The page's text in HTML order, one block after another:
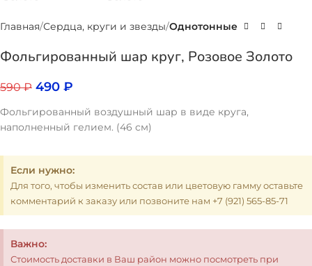
Главная Сердца, круги и звезды Однотонные
Фольгированный шар круг, Розовое Золото
590₽ 490 ₽
Фольгированный воздушный шар в виде круга,
наполненный гелием. (46 см)
Если нужно:
Для того, чтобы изменить состав или цветовую гамму оставьте
комментарий к заказу или позвоните нам +7 (921) 565-85-71
Важно:
Стоимость доставки в Ваш район можно посмотреть при